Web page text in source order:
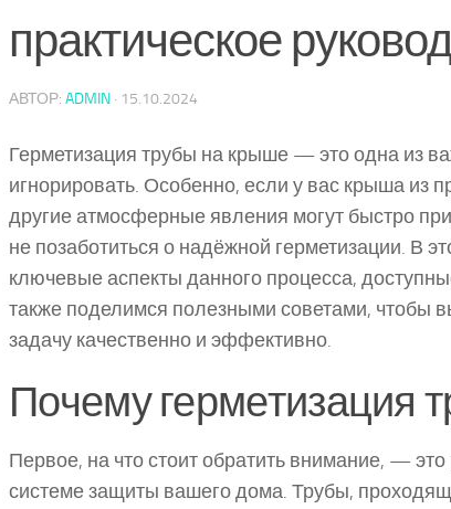
практическое
АВТОР: ADMIN · 15.10.2024
Герметизация трубы на крыше — это одна из
игнорировать. Особенно, если у вас крыша из
другие атмосферные явления могут быстро
не позаботиться о надёжной герметизации. В
ключевые аспекты данного процесса,
также поделимся полезными советами, чтобы
задачу качественно и эффективно.
Почему герметизация
Первое, на что стоит обратить внимание, —
системе защиты вашего дома. Трубы,